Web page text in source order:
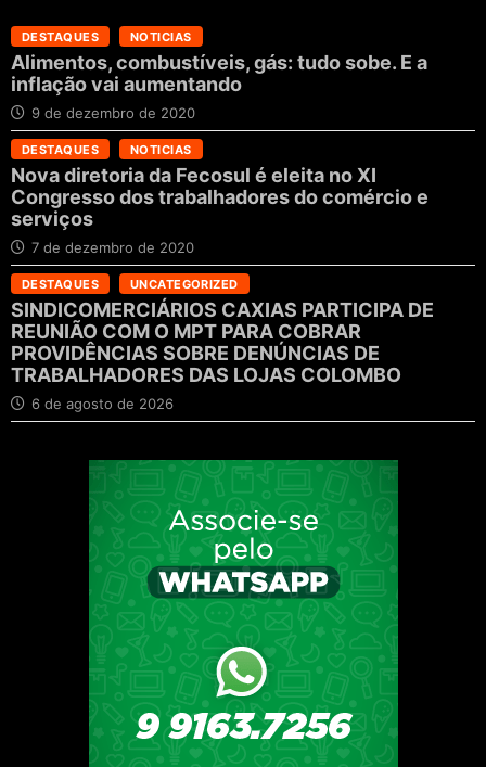
DESTAQUES NOTICIAS
Alimentos, combustíveis, gás: tudo sobe. E a
inflação vai aumentando
9 de dezembro de 2020
DESTAQUES NOTICIAS
Nova diretoria da Fecosul é eleita no XI
Congresso dos trabalhadores do comércio e
serviços
7 de dezembro de 2020
DESTAQUES UNCATEGORIZED
SINDICOMERCIÁRIOS CAXIAS PARTICIPA DE
REUNIÃO COM O MPT PARA COBRAR
PROVIDÊNCIAS SOBRE DENÚNCIAS DE
TRABALHADORES DAS LOJAS COLOMBO
6 de agosto de 2026